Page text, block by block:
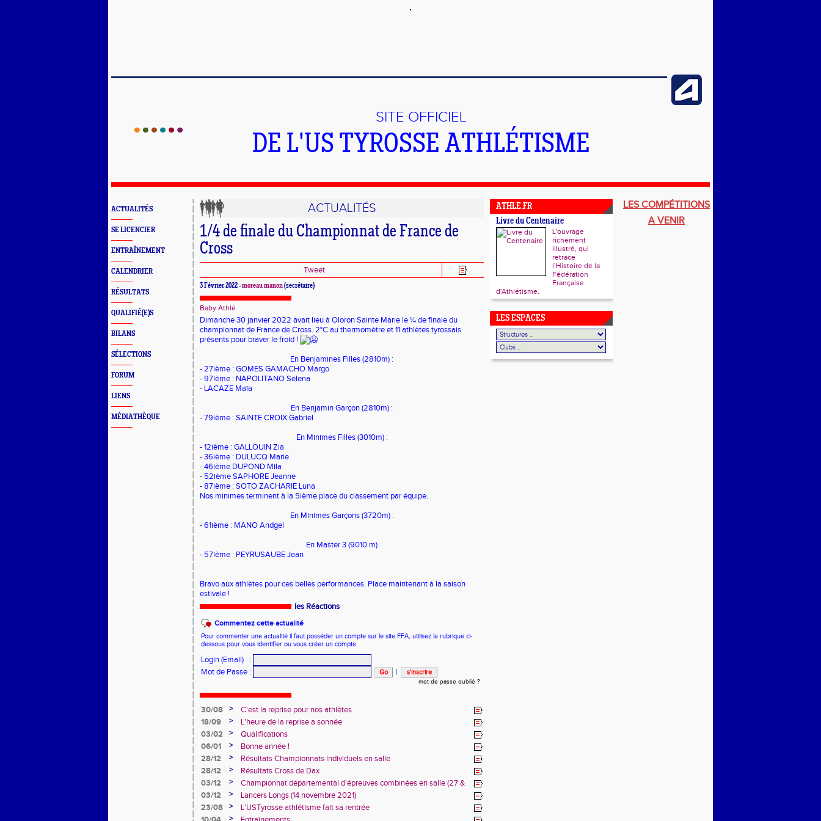
SITE OFFICIEL
DE L'US TYROSSE ATHLÉTISME
ACTUALITÉS
SE LICENCIER
ENTRAÎNEMENT
CALENDRIER
RÉSULTATS
QUALIFIÉ(E)S
BILANS
SÉLECTIONS
FORUM
LIENS
MÉDIATHÈQUE
ACTUALITÉS
1/4 de finale du Championnat de France de
Cross
Tweet
3 Février 2022 -moreau manon(secrétaire)
Baby Athlé
Dimanche 30 janvier 2022 avait lieu à Oloron Sainte Marie le ¼ de finale du
championnat de France de Cross. 2°C au thermomètre et 11 athlètes tyrossais
présents pour braver le froid !
En Benjamines Filles (2810m) :
- 27ième : GOMES GAMACHO Margo
- 97ième : NAPOLITANO Selena
- LACAZE Maïa
En Benjamin Garçon (2810m) :
- 79ième : SAINTE CROIX Gabriel
En Minimes Filles (3010m) :
- 12ième : GALLOUIN Zia
- 36ième : DULUCQ Marie
- 46ième DUPOND Mila
- 52ième SAPHORE Jeanne
- 87ième : SOTO ZACHARIE Luna
Nos minimes terminent à la 5ième place du classement par équipe.
En Minimes Garçons (3720m) :
- 61ième : MANO Andgel
En Master 3 (9010 m)
- 57ième : PEYRUSAUBE Jean
Bravo aux athlètes pour ces belles performances. Place maintenant à la saison
estivale !
les Réactions
Commentez cette actualité
Pour commenter une actualité il faut posséder un compte sur le site FFA, utilisez la rubrique ci-
dessous pour vous identifier ou vous créer un compte.
Login (Email)
:
Mot de Passe : |
mot de passe oublié ?
30/08 >
C'est la reprise pour nos athlètes
18/09
>
L'heure de la reprise a sonnée
03/02
>
Qualifications
06/01
>
Bonne année !
28/12
>
Résultats Championnats individuels en salle
28/12
>
Résultats Cross de Dax
03/12
>
Championnat départemental d'épreuves combinées en salle (27 &
28 novembre 2021)
03/12 >
Lancers Longs (14 novembre 2021)
23/08
>
L’USTyrosse athlétisme fait sa rentrée
>
ATHLE.FR
Livre du Centenaire
L'ouvrage
richement
illustré, qui
retrace
l’Histoire de la
Fédération
Française
d'Athlétisme.
LES ESPACES
LES COMPÉTITIONS
A VENIR